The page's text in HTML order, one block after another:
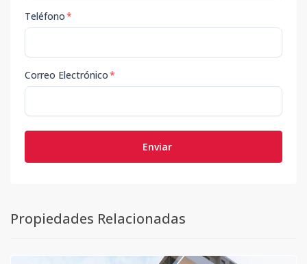
Teléfono*
Correo Electrónico*
Enviar
Propiedades Relacionadas